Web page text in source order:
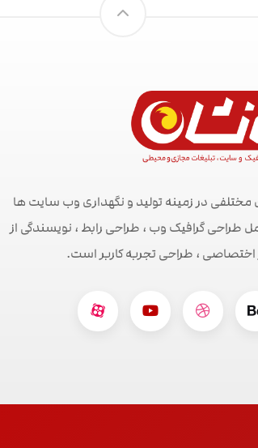
در زمینه تولید و نگهداری وب سایت ها
گرافیک وب ، طراحی رابط ، نویسندگی از
اختصاصی ، طراحی تجربه کاربر است.